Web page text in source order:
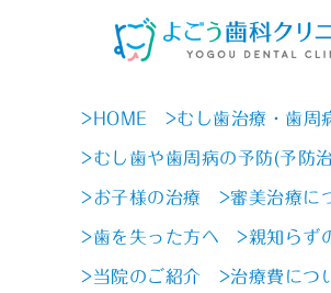
>HOME >むし歯治療・歯周
>むし歯や歯周病の予防(予防
>お子様の治療 >審美治療に
>歯を失った方へ >親知らず
>当院のご紹介 >治療費につ